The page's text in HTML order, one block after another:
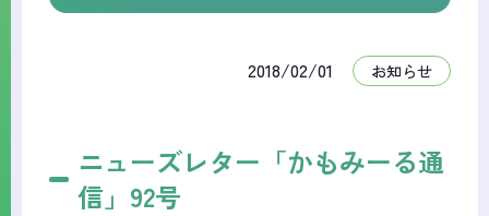
2018/02/01 お知らせ
ニューズレター「かもみーる通
信」92号